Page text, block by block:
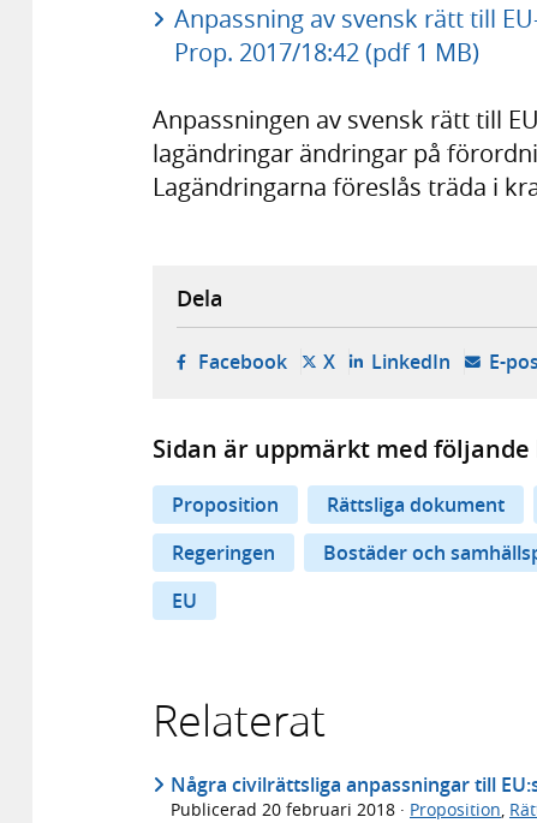
Anpassning av svensk rätt till
Prop. 2017/18:42 (pdf 1 MB)
Anpassningen av svensk rätt till
lagändringar ändringar på
Lagändringarna föreslås träda i
Dela
Facebook- öppnas i ny flik, extern
X- öppnas i ny flik,
LinkedIn- öppnas
E-
Sidan är uppmärkt med
Proposition Rättsliga dokument
Regeringen
Bostäder och
EU
Relaterat
Några civilrättsliga anpassningar till
Publicerad 20 februari 2018 · Proposition,